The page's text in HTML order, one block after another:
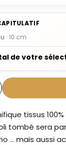
· 10 cm
de votre
tissus
tombé sera
... mais aussi